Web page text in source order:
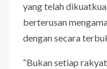
yang telah
berterusan
dengan secara
“Bukan setiap